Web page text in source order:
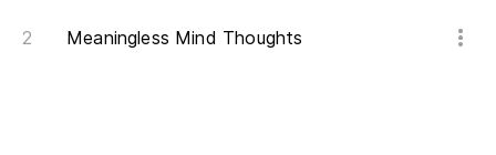
Meaningless Mind Thoughts